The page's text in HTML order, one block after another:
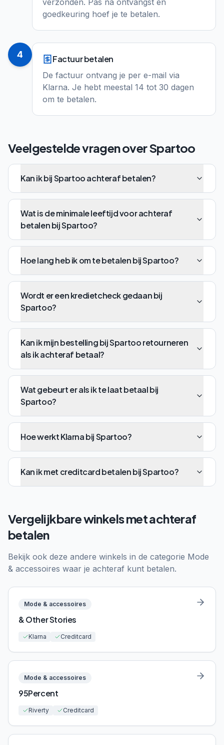
verzonden. Pas na ontvangst en
goedkeuring hoef je te betalen.
4 Factuur betalen
De factuur ontvang je per e-mail via
Klarna. Je hebt meestal 14 tot 30 dagen
om te betalen.
Veelgestelde vragen overSpartoo
Kan ik bij Spartoo achteraf betalen?
Wat is de minimale leeftijd voor achteraf
betalen bij Spartoo?
Hoe lang heb ik om te betalen bij Spartoo?
Wordt er een kredietcheck gedaan bij
Spartoo?
Kan ik mijn bestelling bij Spartoo retourneren
als ik achteraf betaal?
Wat gebeurt er als ik te laat betaal bij
Spartoo?
Hoe werkt Klarna bij Spartoo?
Kan ik met creditcard betalen bij Spartoo?
Vergelijkbare winkels met achteraf
betalen
Bekijk ook deze andere winkels in de categorie Mode
& accessoires waar je achteraf kunt betalen.
Mode & accessoires
& Other Stories
Klarna Creditcard
Mode & accessoires
95Percent
Riverty Creditcard